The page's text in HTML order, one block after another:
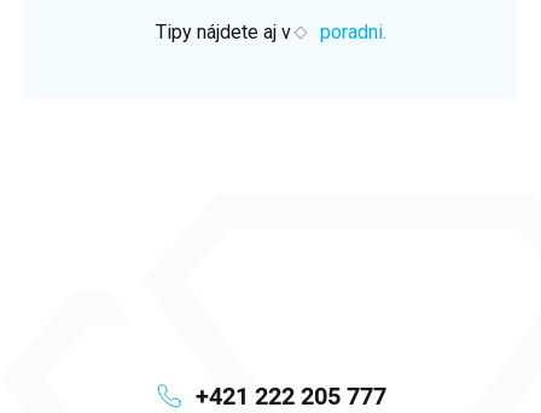
+421 222 205 777
Tipy nájdete aj v poradni.